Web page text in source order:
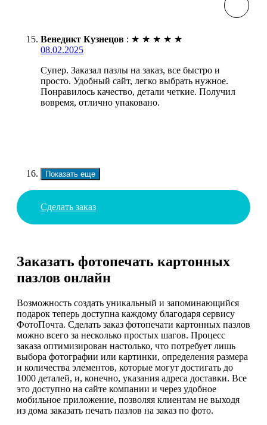
Венедикт Кузнецов : ★ ★ ★ ★ ★
08.02.2025
Супер. Заказал пазлы на заказ, все быстро и
просто. Удобный сайт, легко выбрать нужное.
Понравилось качество, детали четкие. Получил
вовремя, отлично упаковано.
Показать еще
Сделать заказ
Заказать фотопечать картонных
пазлов онлайн
Возможность создать уникальный и запоминающийся
подарок теперь доступна каждому благодаря сервису
ФотоПочта. Сделать заказ фотопечати картонных пазлов
можно всего за несколько простых шагов. Процесс
заказа оптимизирован настолько, что потребует лишь
выбора фотографии или картинки, определения размера
и количества элементов, которые могут достигать до
1000 деталей, и, конечно, указания адреса доставки. Все
это доступно на сайте компании и через удобное
мобильное приложение, позволяя клиентам не выходя
из дома заказать печать пазлов на заказ по фото.